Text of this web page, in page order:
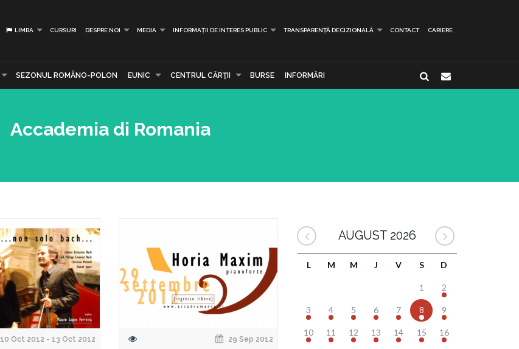
LIMBA CURSURI DESPRE NOI MEDIA INFORMAȚII DE INTERES PUBLIC TRANSPARENȚĂ DECIZIONALĂ CONTACT CARIERE
SEZONUL ROMÂNO-POLON EUNIC CENTRUL CĂRŢII BURSE INFORMĂRI
Accademia di Romania
10 Oct 2012 - 13 Oct 2012 29 Sep 2012
AUGUST 2026
L M M J V S D
1 2
3 4 5 6 7 8 9
10 11 12 13 14 15 16